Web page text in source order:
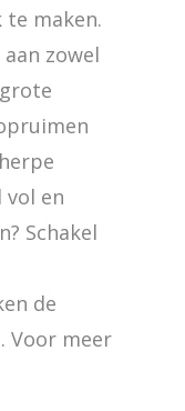
maken.
zowel
vol en
Schakel
de
Voor meer